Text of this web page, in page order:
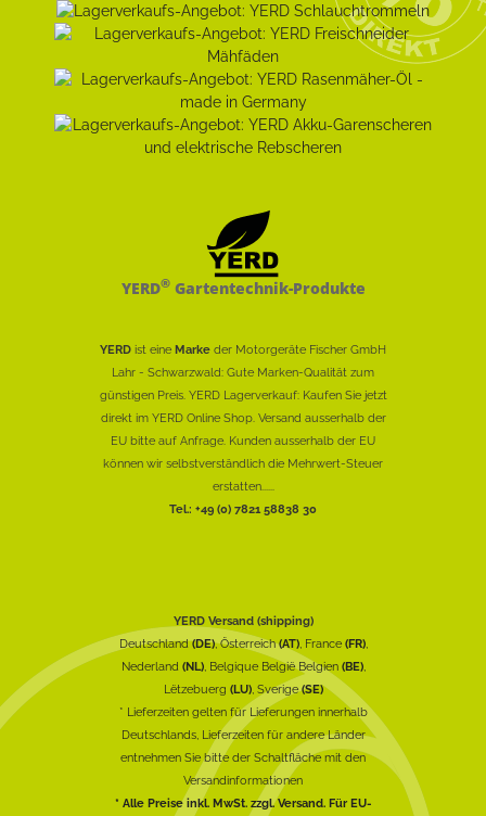
YERD®Gartentechnik-Produkte
YERD ist eine Marke der Motorgeräte Fischer GmbH
Lahr - Schwarzwald: Gute Marken-Qualität zum
günstigen Preis. YERD Lagerverkauf: Kaufen Sie jetzt
direkt im YERD Online Shop. Versand ausserhalb der
EU bitte auf Anfrage. Kunden ausserhalb der EU
können wir selbstverständlich die Mehrwert-Steuer
erstatten......
Tel.: +49 (0) 7821 58838 30
YERD Versand (shipping)
Deutschland(DE), Österreich(AT), France (FR),
Nederland (NL), Belgique België Belgien (BE),
Lëtzebuerg (LU), Sverige(SE)
* Lieferzeiten gelten für Lieferungen innerhalb
Deutschlands, Lieferzeiten für andere Länder
entnehmen Sie bitte der Schaltfläche mit den
Versandinformationen
* Alle Preise inkl. MwSt. zzgl. Versand. Für EU-